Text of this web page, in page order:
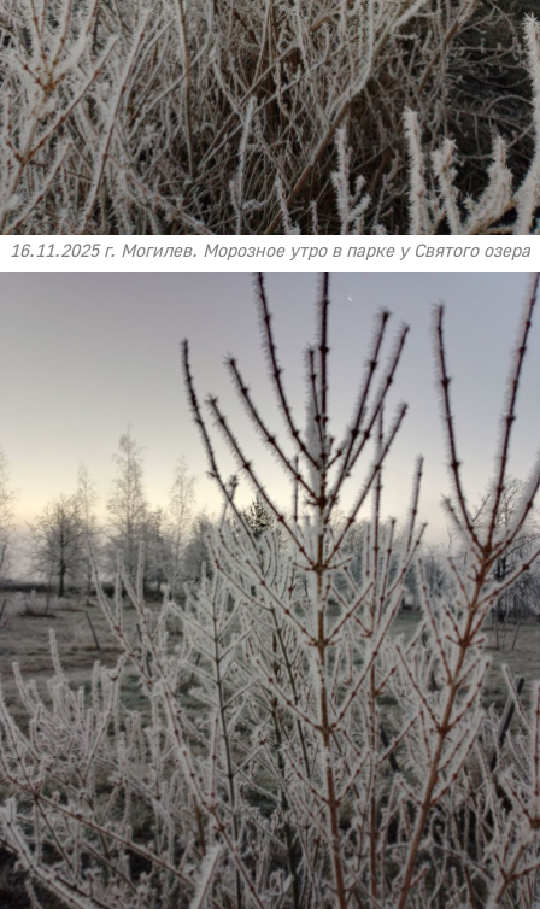
16.11.2025 г. Могилев. Морозное утро в парке у Святого озера